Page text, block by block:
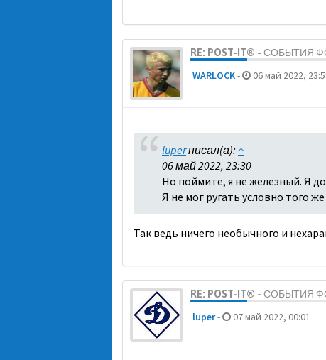
RE: POST-IT® - СОБЫТИЯ
WARLOCK- 06 май 2022,
luperписал(а): ↑
06 май 2022, 23:30
Но поймите, я не железный. Я
Я не мог ругать условно того
Так ведь ничего необычного и
RE: POST-IT® - СОБЫТИЯ
luper- 07 май 2022, 00:01